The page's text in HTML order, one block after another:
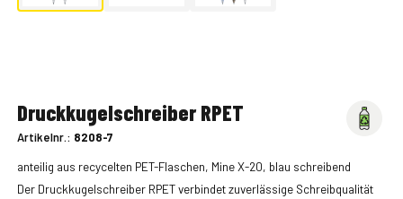
Druckkugelschreiber RPET
Artikelnr.: 8208-7
anteilig aus recycelten PET-Flaschen, Mine X-20, blau schreibend
Der Druckkugelschreiber RPET verbindet zuverlässige Schreibqualität